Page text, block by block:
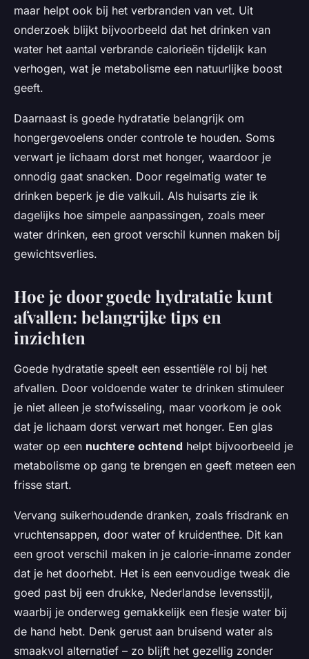
maar helpt ook bij het verbranden van vet. Uit
onderzoek blijkt bijvoorbeeld dat het drinken van
water het aantal verbrande calorieën tijdelijk kan
verhogen, wat je metabolisme een natuurlijke boost
geeft.
Daarnaast is goede hydratatie belangrijk om
hongergevoelens onder controle te houden. Soms
verwart je lichaam dorst met honger, waardoor je
onnodig gaat snacken. Door regelmatig water te
drinken beperk je die valkuil. Als huisarts zie ik
dagelijks hoe simpele aanpassingen, zoals meer
water drinken, een groot verschil kunnen maken bij
gewichtsverlies.
Hoe je door goede hydratatie kunt
afvallen: belangrijke tips en
inzichten
Goede hydratatie speelt een essentiële rol bij het
afvallen. Door voldoende water te drinken stimuleer
je niet alleen je stofwisseling, maar voorkom je ook
dat je lichaam dorst verwart met honger. Een glas
water op een nuchtere ochtend helpt bijvoorbeeld je
metabolisme op gang te brengen en geeft meteen een
frisse start.
Vervang suikerhoudende dranken, zoals frisdrank en
vruchtensappen, door water of kruidenthee. Dit kan
een groot verschil maken in je calorie-inname zonder
dat je het doorhebt. Het is een eenvoudige tweak die
goed past bij een drukke, Nederlandse levensstijl,
waarbij je onderweg gemakkelijk een flesje water bij
de hand hebt. Denk gerust aan bruisend water als
smaakvol alternatief – zo blijft het gezellig zonder